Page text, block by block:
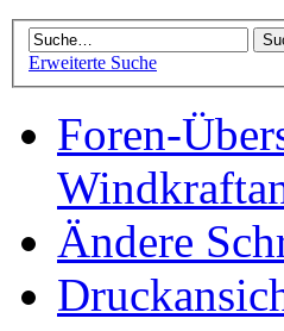
Erweiterte Suche
Foren-
Ändere